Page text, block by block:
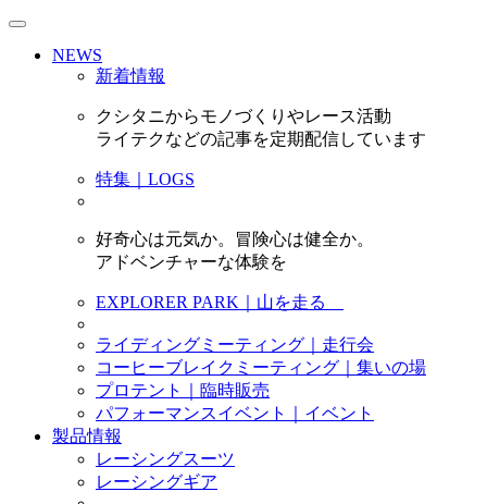
NEWS
新着情報
クシタニからモノづくりやレース活動
ライテクなどの記事を定期配信しています
特集｜LOGS
好奇心は元気か。冒険心は健全か。
アドベンチャーな体験を
EXPLORER PARK｜山を走る
ライディングミーティング｜走行会
コーヒーブレイクミーティング｜集いの場
プロテント｜臨時販売
パフォーマンスイベント｜イベント
製品情報
レーシングスーツ
レーシングギア